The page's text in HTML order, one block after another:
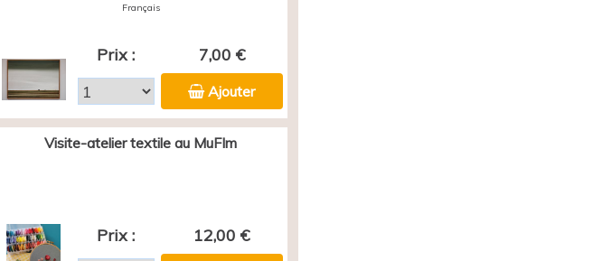
Français
Prix : 7,00 €
Ajouter
Visite-atelier textile au MuFIm
Prix : 12,00 €